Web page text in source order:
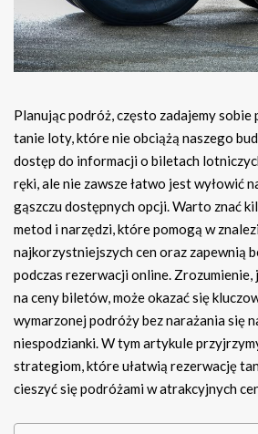
Planując podróż, często zadajemy sobie
tanie loty, które nie obciążą naszego
dostęp do informacji o biletach
ręki, ale nie zawsze łatwo jest wyłowić
gąszczu dostępnych opcji. Warto znać
metod i narzędzi, które pomogą w
najkorzystniejszych cen oraz zapewnią
podczas rezerwacji online. Zrozumienie,
na ceny biletów, może okazać się
wymarzonej podróży bez narażania się
niespodzianki. W tym artykule
strategiom, które ułatwią rezerwację
cieszyć się podróżami w atrakcyjnych